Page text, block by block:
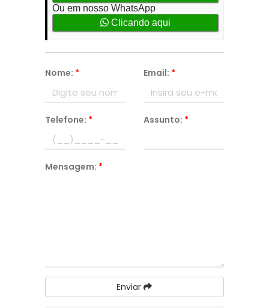
Ou em nosso WhatsApp
Clicando aqui
Nome: * Email: *
Telefone: * Assunto: *
Mensagem: *
Enviar